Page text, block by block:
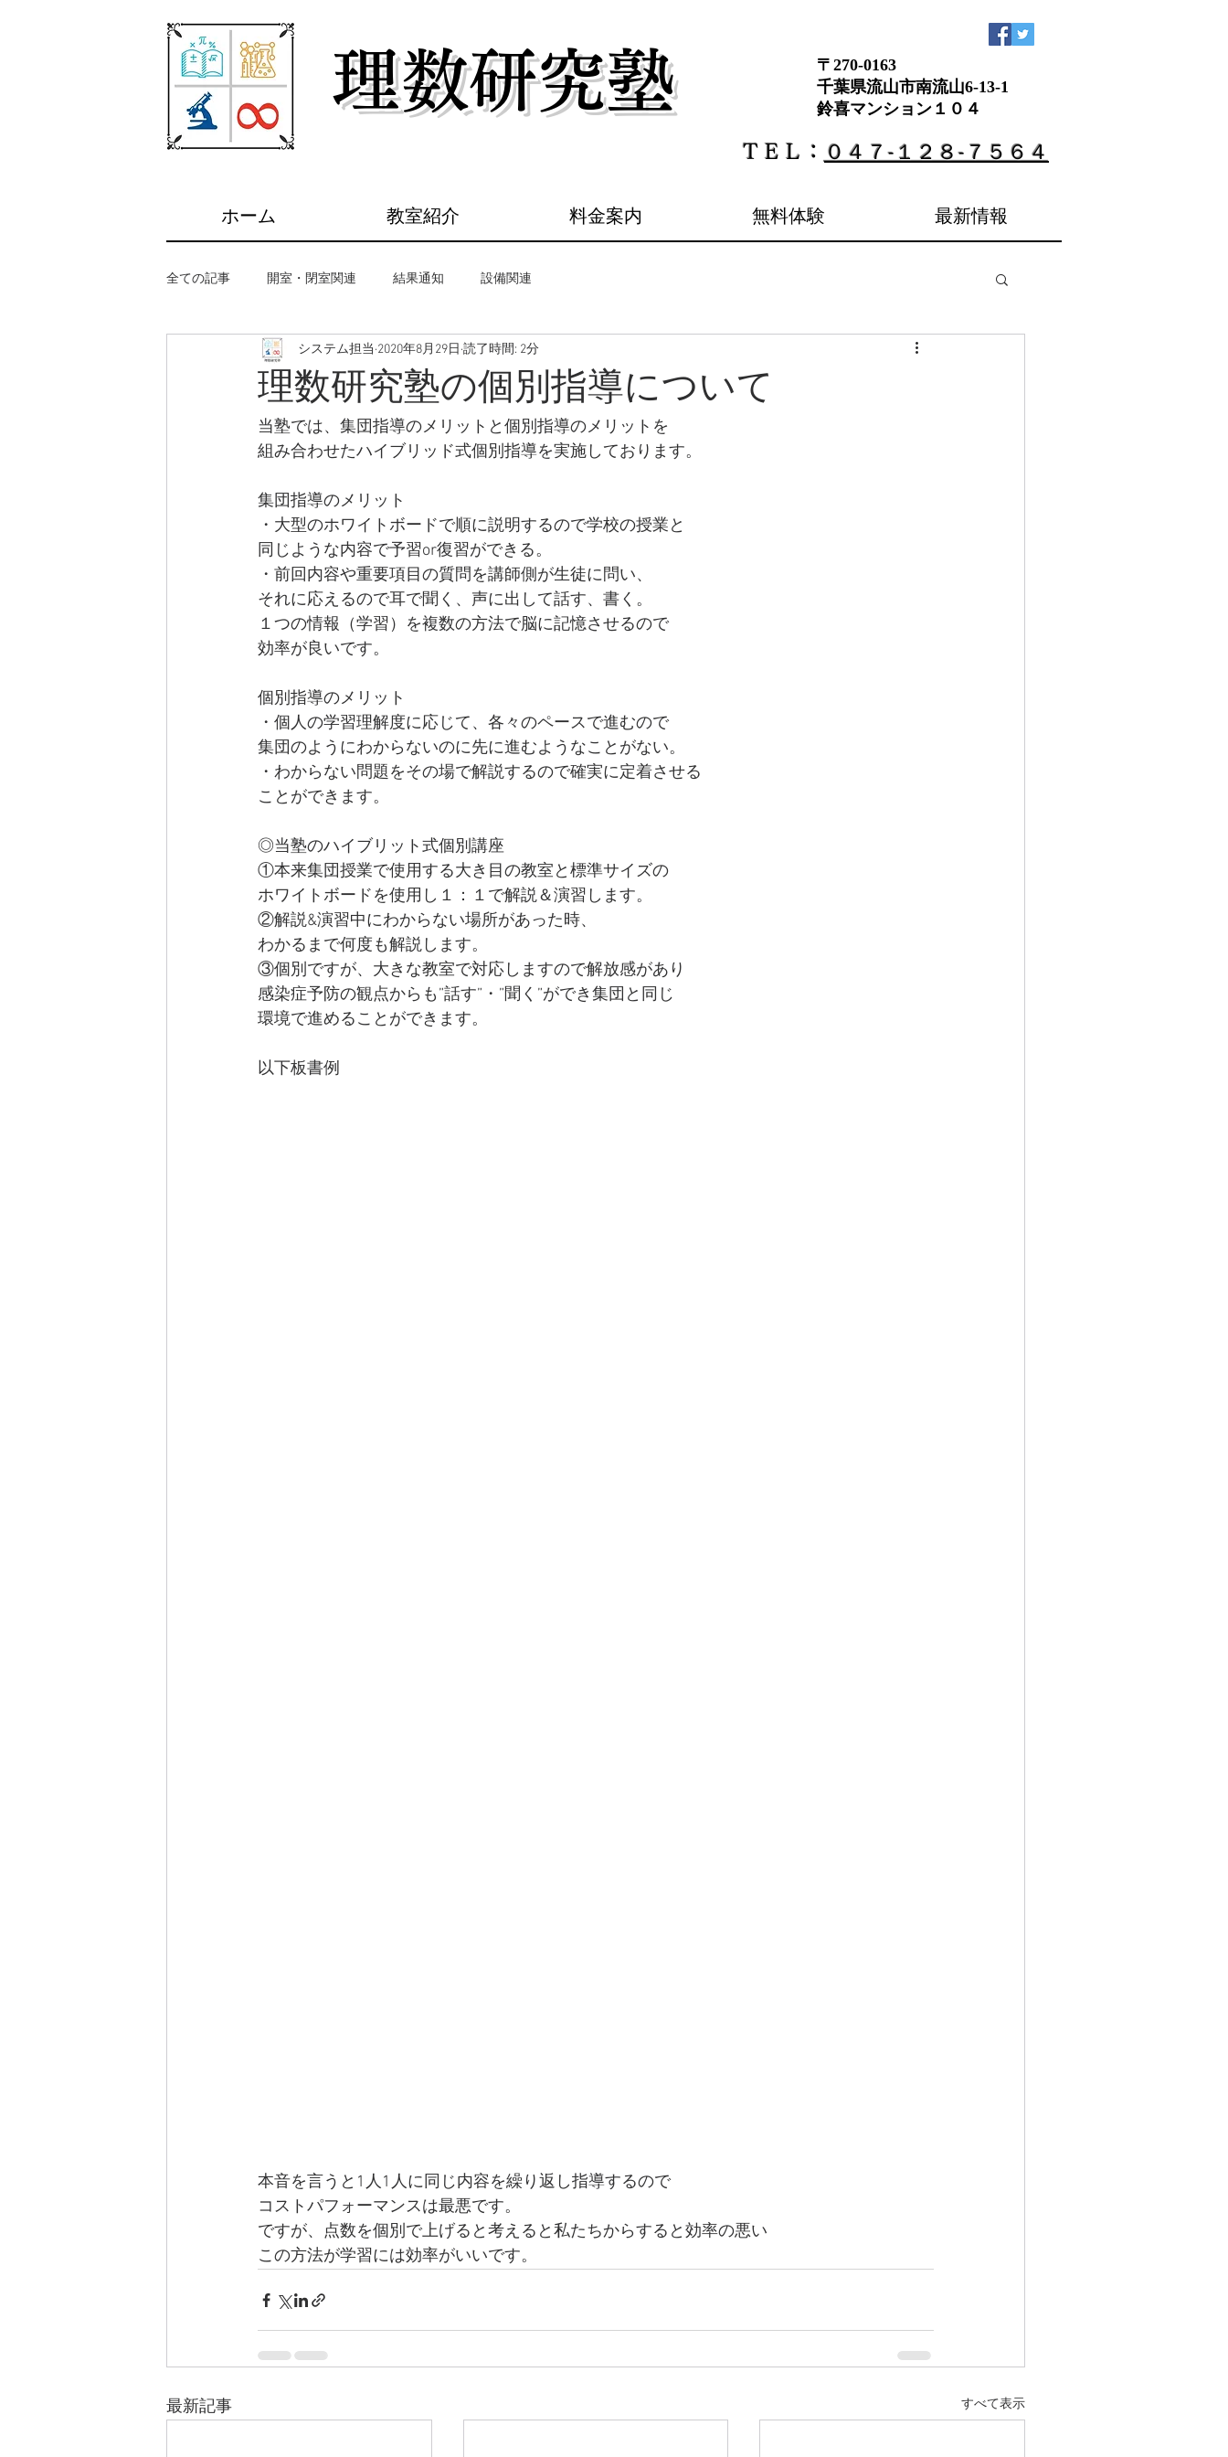
​理数研究塾
〒270-0163
​千葉県流山市南流山6-13-1
鈴喜マンション１０４
​ＴＥＬ： ０４７-１２８-７５６４
ホーム 教室紹介 料金案内 無料体験 最新情報
全ての記事 開室・閉室関連 結果通知 設備関連
理数研究塾の個別指導について
システム担当 2020年8月29日 読了時間: 2分
当塾では、集団指導のメリットと個別指導のメリットを
組み合わせたハイブリッド式個別指導を実施しております。
集団指導のメリット
・大型のホワイトボードで順に説明するので学校の授業と
同じような内容で予習or復習ができる。
・前回内容や重要項目の質問を講師側が生徒に問い、
それに応えるので耳で聞く、声に出して話す、書く。
１つの情報（学習）を複数の方法で脳に記憶させるので
効率が良いです。
個別指導のメリット
・個人の学習理解度に応じて、各々のペースで進むので
集団のようにわからないのに先に進むようなことがない。
・わからない問題をその場で解説するので確実に定着させる
ことができます。
◎当塾のハイブリット式個別講座
①本来集団授業で使用する大き目の教室と標準サイズの
ホワイトボードを使用し１：１で解説＆演習します。
②解説&演習中にわからない場所があった時、
わかるまで何度も解説します。
③個別ですが、大きな教室で対応しますので解放感があり
感染症予防の観点からも”話す”・”聞く”ができ集団と同じ
環境で進めることができます。
以下板書例
本音を言うと1人1人に同じ内容を繰り返し指導するので
コストパフォーマンスは最悪です。
ですが、点数を個別で上げると考えると私たちからすると効率の悪い
この方法が学習には効率がいいです。
最新記事 すべて表示